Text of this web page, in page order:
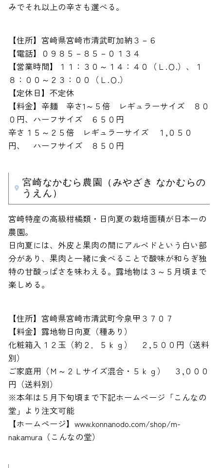
みでそれ以上の辛さも選べる。
【住所】宮崎県宮崎市清武町加納３－６
【電話】０９８５－８５－０１３４
【営業時間】１１：３０～１４：４０（Ｌ.Ｏ.）、１
８：００～２３：００（Ｌ.Ｏ.）
【定休日】不定休
【料金】辛麺 辛さ1～５倍 レギュラーサイズ ８０
０円、ハーフサイズ ６５０円
辛さ１５～２５倍 レギュラーサイズ １,０５０
円、 ハーフサイズ ８５０円
宮崎なかむら農園（みやざき なかむらの
うえん）
宮崎特産の高級柑橘類・日向夏の栽培面積が日本一の
農園。
日向夏には、外皮と果肉の間にアルベドという白い部
分があり、果肉と一緒に食べることで酸味が和らぎ独
特の甘酸っぱさを味わえる。露地物は３～５月頃まで
楽しめる。
【住所】宮崎県宮崎市清武町今泉甲３７０７
【料金】露地物日向夏（種あり）
化粧箱入１２玉（約２．５ｋｇ） ２,５００円（送料
別）
ご家庭用（Ｍ～２Ｌサイズ混合・５ｋｇ） ３,０００
円（送料別）
※本年は５月下旬頃まで下記ホームページ「こんなの
堂」より注文可能
【ホームページ】www.konnanodo.com/shop/m-
nakamura（こんなの堂）